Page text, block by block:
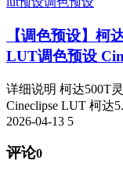
【调色预设】柯
LUT调色预设
详细说明 柯达500T
Cineclipse LUT 柯达
2026-04-13 5
评论0